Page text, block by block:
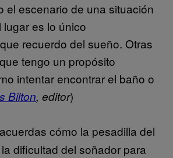
el escenario de una situación
es lo único
recuerdo del sueño. Otras
tengo un propósito
intentar encontrar el baño o
Bilton, editor)
cómo la pesadilla del
dificultad del soñador para